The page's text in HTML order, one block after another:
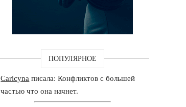
ПОПУЛЯРНОЕ
Caricyna писала: Конфликтов с большей
частью что она начнет.